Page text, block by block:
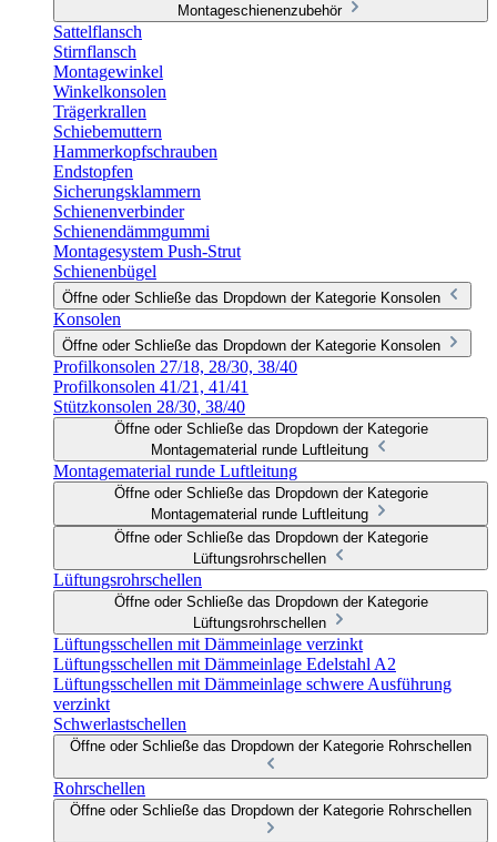
Montageschienenzubehör
Sattelflansch
Stirnflansch
Montagewinkel
Winkelkonsolen
Trägerkrallen
Schiebemuttern
Hammerkopfschrauben
Endstopfen
Sicherungsklammern
Schienenverbinder
Schienendämmgummi
Montagesystem Push-Strut
Schienenbügel
Öffne oder Schließe das Dropdown der Kategorie Konsolen
Konsolen
Öffne oder Schließe das Dropdown der Kategorie Konsolen
Profilkonsolen 27/18, 28/30, 38/40
Profilkonsolen 41/21, 41/41
Stützkonsolen 28/30, 38/40
Öffne oder Schließe das Dropdown der Kategorie
Montagematerial runde Luftleitung
Montagematerial runde Luftleitung
Öffne oder Schließe das Dropdown der Kategorie
Montagematerial runde Luftleitung
Öffne oder Schließe das Dropdown der Kategorie
Lüftungsrohrschellen
Lüftungsrohrschellen
Öffne oder Schließe das Dropdown der Kategorie
Lüftungsrohrschellen
Lüftungsschellen mit Dämmeinlage verzinkt
Lüftungsschellen mit Dämmeinlage Edelstahl A2
Lüftungsschellen mit Dämmeinlage schwere Ausführung
verzinkt
Schwerlastschellen
Öffne oder Schließe das Dropdown der Kategorie Rohrschellen
Rohrschellen
Öffne oder Schließe das Dropdown der Kategorie Rohrschellen